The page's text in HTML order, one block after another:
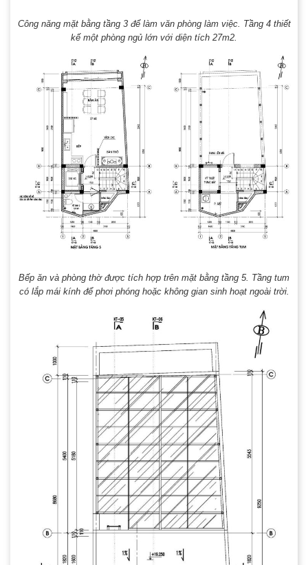
Công năng mặt bằng tầng 3 để làm văn phòng làm việc. Tầng 4 thiết
kế một phòng ngủ lớn với diện tích 27m2.
Bếp ăn và phòng thờ được tích hợp trên mặt bằng tầng 5. Tầng tum
có lắp mái kính để phơi phóng hoặc không gian sinh hoạt ngoài trời.